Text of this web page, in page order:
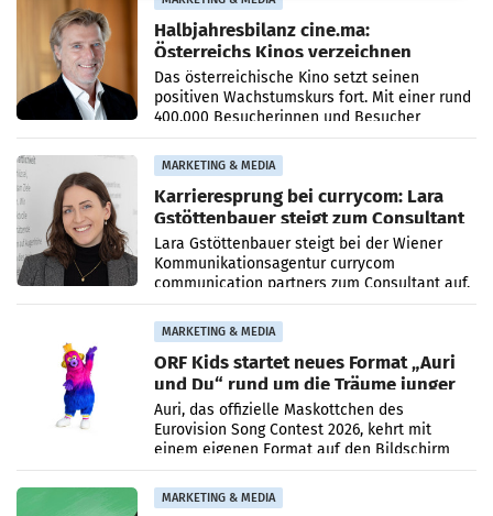
Halbjahresbilanz cine.ma:
Österreichs Kinos verzeichnen
400.000 Besucher mehr
Das österreichische Kino setzt seinen
positiven Wachstumskurs fort. Mit einer rund
400.000 Besucherinnen und Besucher
höheren Nettoreichweite im ersten Halbjahr
2026 gegenüber dem
MARKETING & MEDIA
Karrieresprung bei currycom: Lara
Gstöttenbauer steigt zum Consultant
auf
Lara Gstöttenbauer steigt bei der Wiener
Kommunikationsagentur currycom
communication partners zum Consultant auf.
Die 27-jährige Beraterin betreut Kundinnen
und Kunden in den Bereichen
MARKETING & MEDIA
ORF Kids startet neues Format „Auri
und Du“ rund um die Träume junger
Menschen
Auri, das offizielle Maskottchen des
Eurovision Song Contest 2026, kehrt mit
einem eigenen Format auf den Bildschirm
zurück. In der neuen Sendung „Auri und Du“
bei ORF Kids steht
MARKETING & MEDIA